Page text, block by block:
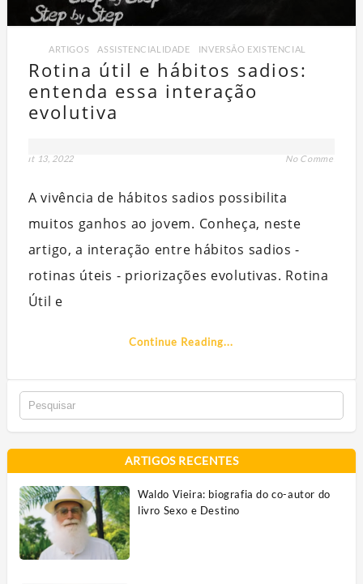
ARTIGOS ,ASSISTENCIALIDADE INVERSÃO EXISTENCIAL
Rotina útil e hábitos sadios:
entenda essa interação
evolutiva
out 13, 2022 No Comment
A vivência de hábitos sadios possibilita
muitos ganhos ao jovem. Conheça, neste
artigo, a interação entre hábitos sadios -
rotinas úteis - priorizações evolutivas. Rotina
Útil e
Continue Reading...
ARTIGOS RECENTES
Waldo Vieira: biografia do co-autor do
livro Sexo e Destino